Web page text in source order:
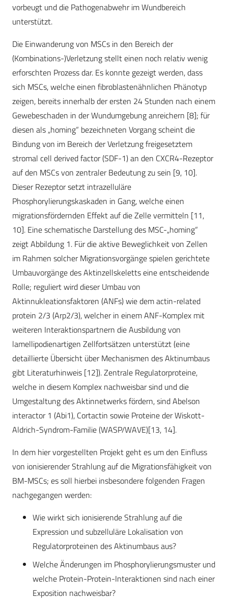
vorbeugt und die Pathogenabwehr im Wundbereich
unterstützt.
Die Einwanderung von MSCs in den Bereich der
(Kombinations-)Verletzung stellt einen noch relativ wenig
erforschten Prozess dar. Es konnte gezeigt werden, dass
sich MSCs, welche einen fibroblastenähnlichen Phänotyp
zeigen, bereits innerhalb der ersten 24 Stunden nach einem
Gewebeschaden in der Wundumgebung anreichern [8]; für
diesen als „homing“ bezeichneten Vorgang scheint die
Bindung von im Bereich der Verletzung freigesetztem
stromal cell derived factor (SDF-1) an den CXCR4-Rezeptor
auf den MSCs von zentraler Bedeutung zu sein [9, 10].
Dieser Rezeptor setzt intrazelluläre
Phosphorylierungskaskaden in Gang, welche einen
migrationsfördernden Effekt auf die Zelle vermitteln [11,
10]. Eine schematische Darstellung des MSC-„homing“
zeigt Abbildung 1. Für die aktive Beweglichkeit von Zellen
im Rahmen solcher Migrationsvorgänge spielen gerichtete
Umbauvorgänge des Aktinzellskeletts eine entscheidende
Rolle; reguliert wird dieser Umbau von
Aktinnukleationsfaktoren (ANFs) wie dem actin-related
protein 2/3 (Arp2/3), welcher in einem ANF-Komplex mit
weiteren Interaktionspartnern die Ausbildung von
lamellipodienartigen Zellfortsätzen unterstützt (eine
detaillierte Übersicht über Mechanismen des Aktinumbaus
gibt Literaturhinweis [12]). Zentrale Regulatorproteine,
welche in diesem Komplex nachweisbar sind und die
Umgestaltung des Aktinnetwerks fördern, sind Abelson
interactor 1 (Abi1), Cortactin sowie Proteine der Wiskott-
Aldrich-Syndrom-Familie (WASP/WAVE)[13, 14].
In dem hier vorgestellten Projekt geht es um den Einfluss
von ionisierender Strahlung auf die Migrationsfähigkeit von
BM-MSCs; es soll hierbei insbesondere folgenden Fragen
nachgegangen werden:
Wie wirkt sich ionisierende Strahlung auf die
Expression und subzelluläre Lokalisation von
Regulatorproteinen des Aktinumbaus aus?
Welche Änderungen im Phosphorylierungsmuster und
welche Protein-Protein-Interaktionen sind nach einer
Exposition nachweisbar?